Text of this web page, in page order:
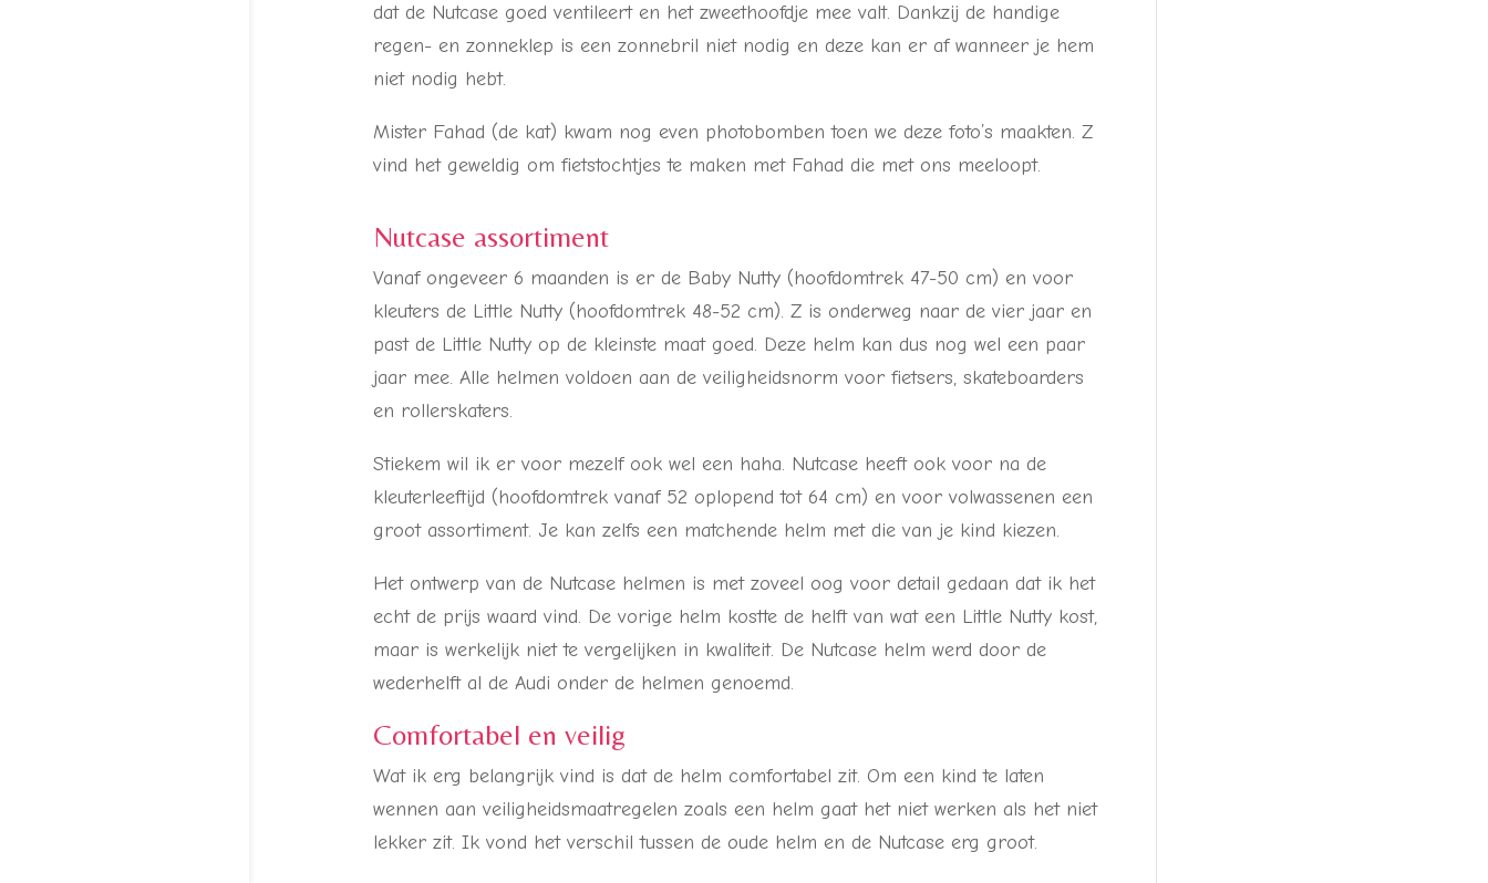
dat de Nutcase goed ventileert en het zweethoofdje mee valt. Dankzij de handige
regen- en zonneklep is een zonnebril niet nodig en deze kan er af wanneer je hem
niet nodig hebt.
Mister Fahad (de kat) kwam nog even photobomben toen we deze foto’s maakten. Z
vind het geweldig om fietstochtjes te maken met Fahad die met ons meeloopt.
Nutcase assortiment
Vanaf ongeveer 6 maanden is er de Baby Nutty (hoofdomtrek 47-50 cm) en voor
kleuters de Little Nutty (hoofdomtrek 48-52 cm). Z is onderweg naar de vier jaar en
past de Little Nutty op de kleinste maat goed. Deze helm kan dus nog wel een paar
jaar mee. Alle helmen voldoen aan de veiligheidsnorm voor fietsers, skateboarders
en rollerskaters.
Stiekem wil ik er voor mezelf ook wel een haha. Nutcase heeft ook voor na de
kleuterleeftijd (hoofdomtrek vanaf 52 oplopend tot 64 cm) en voor volwassenen een
groot assortiment. Je kan zelfs een matchende helm met die van je kind kiezen.
Het ontwerp van de Nutcase helmen is met zoveel oog voor detail gedaan dat ik het
echt de prijs waard vind. De vorige helm kostte de helft van wat een Little Nutty kost,
maar is werkelijk niet te vergelijken in kwaliteit. De Nutcase helm werd door de
wederhelft al de Audi onder de helmen genoemd.
Comfortabel en veilig
Wat ik erg belangrijk vind is dat de helm comfortabel zit. Om een kind te laten
wennen aan veiligheidsmaatregelen zoals een helm gaat het niet werken als het niet
lekker zit. Ik vond het verschil tussen de oude helm en de Nutcase erg groot.